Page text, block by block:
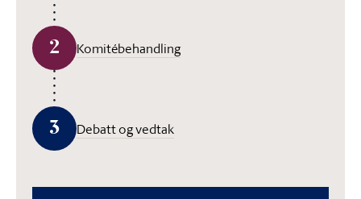
2 Komitébehandling
3 Debatt og vedtak